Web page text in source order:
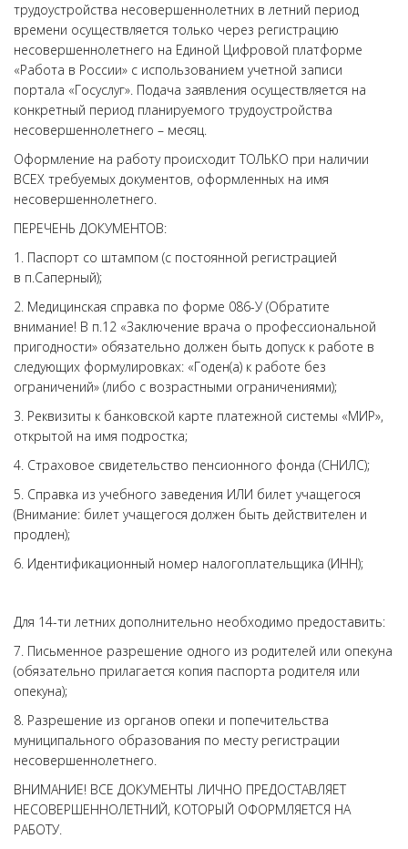
трудоустройства несовершеннолетних в летний период
времени осуществляется только через регистрацию
несовершеннолетнего на Единой Цифровой платформе
«Работа в России» с использованием учетной записи
портала «Госуслуг». Подача заявления осуществляется на
конкретный период планируемого трудоустройства
несовершеннолетнего – месяц.
Оформление на работу происходит ТОЛЬКО при наличии
ВСЕХ требуемых документов, оформленных на имя
несовершеннолетнего.
ПЕРЕЧЕНЬ ДОКУМЕНТОВ:
1. Паспорт со штампом (с постоянной регистрацией
в п.Саперный);
2. Медицинская справка по форме 086-У (Обратите
внимание! В п.12 «Заключение врача о профессиональной
пригодности» обязательно должен быть допуск к работе в
следующих формулировках: «Годен(а) к работе без
ограничений» (либо с возрастными ограничениями);
3. Реквизиты к банковской карте платежной системы «МИР»,
открытой на имя подростка;
4. Страховое свидетельство пенсионного фонда (СНИЛС);
5. Справка из учебного заведения ИЛИ билет учащегося
(Внимание: билет учащегося должен быть действителен и
продлен);
6. Идентификационный номер налогоплательщика (ИНН);
Для 14-ти летних дополнительно необходимо предоставить:
7. Письменное разрешение одного из родителей или опекуна
(обязательно прилагается копия паспорта родителя или
опекуна);
8. Разрешение из органов опеки и попечительства
муниципального образования по месту регистрации
несовершеннолетнего.
ВНИМАНИЕ! ВСЕ ДОКУМЕНТЫ ЛИЧНО ПРЕДОСТАВЛЯЕТ
НЕСОВЕРШЕННОЛЕТНИЙ, КОТОРЫЙ ОФОРМЛЯЕТСЯ НА
РАБОТУ.